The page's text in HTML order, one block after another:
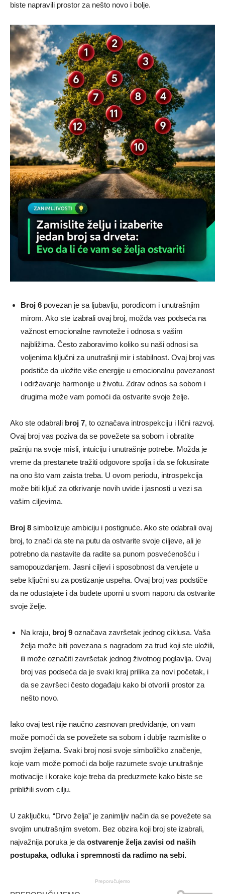
biste napravili prostor za nešto novo i bolje.
Broj 6 povezan je sa ljubavlju, porodicom i unutrašnjim
mirom. Ako ste izabrali ovaj broj, možda vas podseća na
važnost emocionalne ravnoteže i odnosa s vašim
najbližima. Često zaboravimo koliko su naši odnosi sa
voljenima ključni za unutrašnji mir i stabilnost. Ovaj broj vas
podstiče da uložite više energije u emocionalnu povezanost
i održavanje harmonije u životu. Zdrav odnos sa sobom i
drugima može vam pomoći da ostvarite svoje želje.
Ako ste odabrali broj 7, to označava introspekciju i lični razvoj.
Ovaj broj vas poziva da se povežete sa sobom i obratite
pažnju na svoje misli, intuiciju i unutrašnje potrebe. Možda je
vreme da prestanete tražiti odgovore spolja i da se fokusirate
na ono što vam zaista treba. U ovom periodu, introspekcija
može biti ključ za otkrivanje novih uvide i jasnosti u vezi sa
vašim ciljevima.
Broj 8 simbolizuje ambiciju i postignuće. Ako ste odabrali ovaj
broj, to znači da ste na putu da ostvarite svoje ciljeve, ali je
potrebno da nastavite da radite sa punom posvećenošću i
samopouzdanjem. Jasni ciljevi i sposobnost da verujete u
sebe ključni su za postizanje uspeha. Ovaj broj vas podstiče
da ne odustajete i da budete uporni u svom naporu da ostvarite
svoje želje.
Na kraju, broj 9 označava završetak jednog ciklusa. Vaša
želja može biti povezana s nagradom za trud koji ste uložili,
ili može označiti završetak jednog životnog poglavlja. Ovaj
broj vas podseća da je svaki kraj prilika za novi početak, i
da se završeci često događaju kako bi otvorili prostor za
nešto novo.
Iako ovaj test nije naučno zasnovan predviđanje, on vam
može pomoći da se povežete sa sobom i dublje razmislite o
svojim željama. Svaki broj nosi svoje simboličko značenje,
koje vam može pomoći da bolje razumete svoje unutrašnje
motivacije i korake koje treba da preduzmete kako biste se
približili svom cilju.
U zaključku, “Drvo želja” je zanimljiv način da se povežete sa
svojim unutrašnjim svetom. Bez obzira koji broj ste izabrali,
najvažnija poruka je da ostvarenje želja zavisi od naših
postupaka, odluka i spremnosti da radimo na sebi.
Preporučujemo